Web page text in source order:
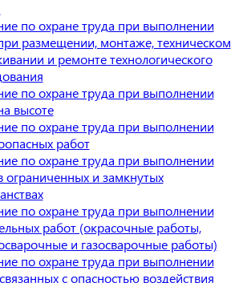
по охране труда при выполнении
размещении, монтаже, техническом
и ремонте технологического
по охране труда при выполнении
высоте
по охране труда при выполнении
работ
по охране труда при выполнении
ограниченных и замкнутых
по охране труда при выполнении
работ (окрасочные работы,
и газосварочные работы)
по охране труда при выполнении
с опасностью воздействия